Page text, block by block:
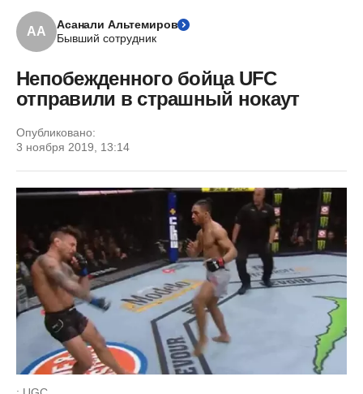
АА
Асанали Альтемиров
Бывший сотрудник
Непобежденного бойца UFC
отправили в страшный нокаут
Опубликовано:
3 ноября 2019, 13:14